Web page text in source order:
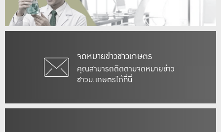
จดหมายข่าวชาวเกษตร
คุณสามารถติดตามจดหมายข่าว
ชาวม.เกษตรได้ที่นี่